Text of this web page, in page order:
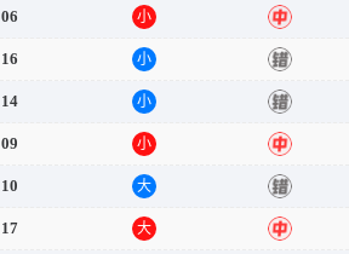
06 小 中
16 小 错
14 小 错
09 小 中
10 大 错
17 大 中